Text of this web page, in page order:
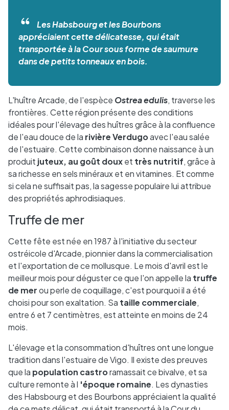
Les Habsbourg et les Bourbons
appréciaient cette délicatesse, qui était
transportée à la Cour sous forme de saumure
dans de petits tonneaux en bois.
L'huître Arcade, de l'espèce Ostrea edulis, traverse les
frontières. Cette région présente des conditions
idéales pour l'élevage des huîtres grâce à la confluence
de l'eau douce de la rivière Verdugoavec l'eau salée
de l'estuaire. Cette combinaison donne naissance à un
produit juteux, au goût douxet très nutritif, grâce à
sa richesse en sels minéraux et en vitamines. Et comme
si cela ne suffisait pas, la sagesse populaire lui attribue
des propriétés aphrodisiaques.
Truffe de mer
Cette fête est née en 1987 à l'initiative du secteur
ostréicole d'Arcade, pionnier dans la commercialisation
et l'exportation de ce mollusque. Le mois d'avril est le
meilleur mois pour déguster ce que l'on appelle la truffe
de merou perle de coquillage, c'est pourquoi il a été
choisi pour son exaltation. Sa taille commerciale,
entre 6 et 7 centimètres, est atteinte en moins de 24
mois.
L'élevage et la consommation d'huîtres ont une longue
tradition dans l'estuaire de Vigo. Il existe des preuves
que la population castroramassait ce bivalve, et sa
culture remonte à l 'époque romaine. Les dynasties
des Habsbourg et des Bourbons appréciaient la qualité